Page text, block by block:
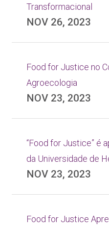
Transformacional
NOV 26, 2023
Food for Justice no
Agroecologia
NOV 23, 2023
“Food for Justice” é
da Universidade de
NOV 23, 2023
Food for Justice